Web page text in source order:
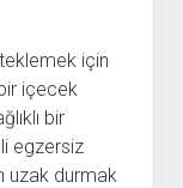
için
içecek
bir
egzersiz
uzak durmak